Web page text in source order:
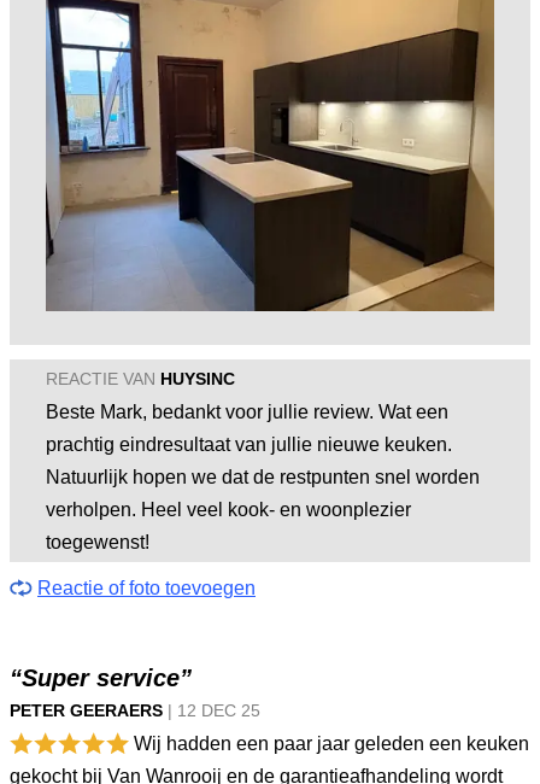
REACTIE VAN HUYSINC
Beste Mark, bedankt voor jullie review. Wat een
prachtig eindresultaat van jullie nieuwe keuken.
Natuurlijk hopen we dat de restpunten snel worden
verholpen. Heel veel kook- en woonplezier
toegewenst!
Reactie of foto toevoegen
“Super service”
PETER GEERAERS | 12 DEC 25
Wij hadden een paar jaar geleden een keuken
gekocht bij Van Wanrooij en de garantieafhandeling wordt